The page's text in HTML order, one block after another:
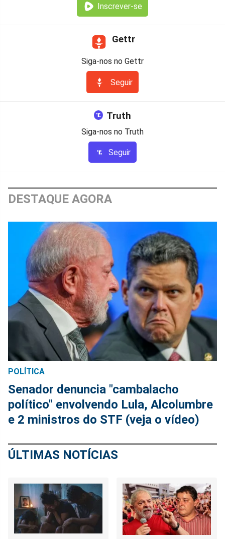
Inscrever-se
Gettr
Siga-nos no Gettr
Seguir
Truth
Siga-nos no Truth
Seguir
DESTAQUE AGORA
POLÍTICA
Senador denuncia "cambalacho
político" envolvendo Lula, Alcolumbre
e 2 ministros do STF (veja o vídeo)
ÚLTIMAS NOTÍCIAS